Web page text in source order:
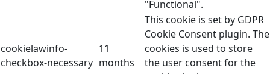
"Functional".
cookielawinfo-
checkbox-necessary
11
months
This cookie is set by GDPR
Cookie Consent plugin. The
cookies is used to store
the user consent for the